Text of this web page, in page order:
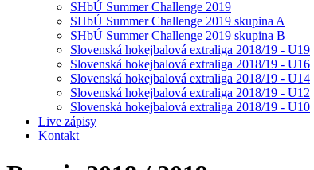
SHbÚ Summer Challenge 2019
SHbÚ Summer Challenge 2019 skupina A
SHbÚ Summer Challenge 2019 skupina B
Slovenská hokejbalová extraliga 2018/19 - U19
Slovenská hokejbalová extraliga 2018/19 - U16
Slovenská hokejbalová extraliga 2018/19 - U14
Slovenská hokejbalová extraliga 2018/19 - U12
Slovenská hokejbalová extraliga 2018/19 - U10
Live zápisy
Kontakt